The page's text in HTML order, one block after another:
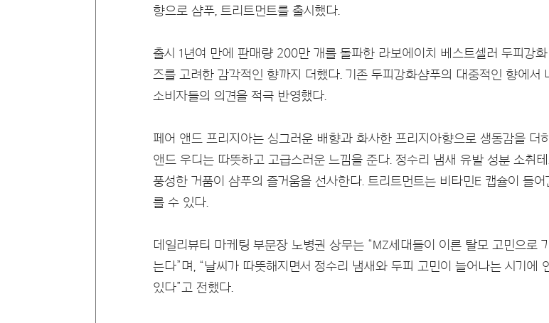
향으로 샴푸, 트리트먼트를 출시했다.
출시 1년여 만에 판매량 200만 개를 돌파한 라보에이치 베스트셀러 두피강
즈를 고려한 감각적인 향까지 더했다. 기존 두피강화샴푸의 대중적인 향에
소비자들의 의견을 적극 반영했다.
페어 앤드 프리지아는 싱그러운 배향과 화사한 프리지아향으로 생동감을 더
앤드 우디는 따뜻하고 고급스러운 느낌을 준다. 정수리 냄새 유발 성분 소취
풍성한 거품이 샴푸의 즐거움을 선사한다. 트리트먼트는 비타민E 캡슐이 들
를 수 있다.
데일리뷰티 마케팅 부문장 노병권 상무는 “MZ세대들이 이른 탈모 고민으로
는다”며, “날씨가 따뜻해지면서 정수리 냄새와 두피 고민이 늘어나는 시기에
있다”고 전했다.